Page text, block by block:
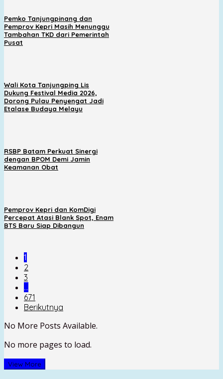
Pemko Tanjungpinang dan
Pemprov Kepri Masih Menunggu
Tambahan TKD dari Pemerintah
Pusat
Wali Kota Tanjungping Lis
Dukung Festival Media 2026,
Dorong Pulau Penyengat Jadi
Etalase Budaya Melayu
RSBP Batam Perkuat Sinergi
dengan BPOM Demi Jamin
Keamanan Obat
Pemprov Kepri dan KomDigi
Percepat Atasi Blank Spot, Enam
BTS Baru Siap Dibangun
1
2
3
…
671
Berikutnya
No More Posts Available.
No more pages to load.
View More